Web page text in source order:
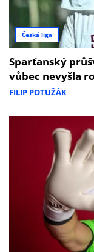
Česká liga
Sparťanský
vůbec nevyšla
FILIP POTUŽÁK